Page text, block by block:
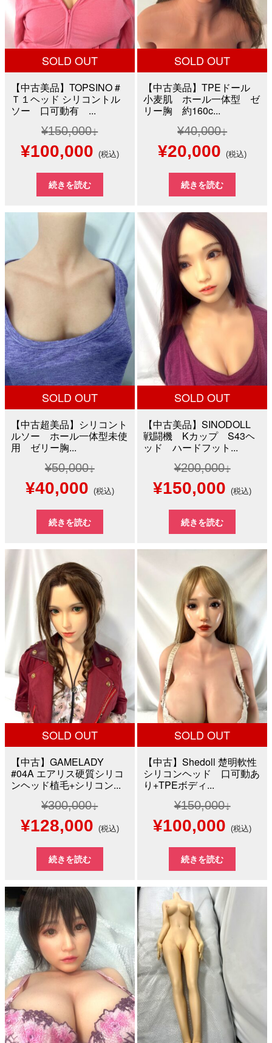
SOLD OUT
【中古美品】TOPSINO #
Ｔ１ヘッド シリコントル
ソー 口可動有 ...
¥150,000
元
の
価
は
¥150,000
た。
¥100,000現
在
の
価
格
は
¥100,000
で
す。
(税込)
続きを読む
SOLD OUT
【中古美品】TPEドール
小麦肌 ホール一体型 ゼ
リー胸 約160c...
¥40,000
元
の
価
格
は
¥40,000
で
し
た。
¥20,000 現
在
の
価
格
は
で
す。
(税込)
続きを読む
SOLD OUT
【中古超美品】シリコント
ルソー ホール一体型未使
用 ゼリー胸...
¥50,000
元
の
価
は
¥50,000
で
し
た。
¥40,000現
在
の
格
は
¥40,000
で
す。
(税込)
続きを読む
SOLD OUT
【中古美品】SINODOLL
戦闘機 Kカップ S43ヘ
ッド ハードフット...
¥200,000
元
の
価
¥200,000
で
し
た。
¥150,000 現
在
の
格
は
で
す。
(税込)
続きを読む
SOLD OUT
【中古】GAMELADY
#04A エアリス硬質シリコ
ンヘッド植毛+シリコン...
¥300,000
元
の
価
格
¥300,000
で
し
た。
¥128,000現
在
の
価
格
は
¥128,000
で
す。
(税込)
続きを読む
SOLD OUT
【中古】Shedoll 楚明軟性
シリコンヘッド 口可動あ
り+TPEボディ...
¥150,000
元
の
価
格
は
¥150,000
で
し
た。
¥100,000 現
在
の
価
格
で
す。
(税込)
続きを読む